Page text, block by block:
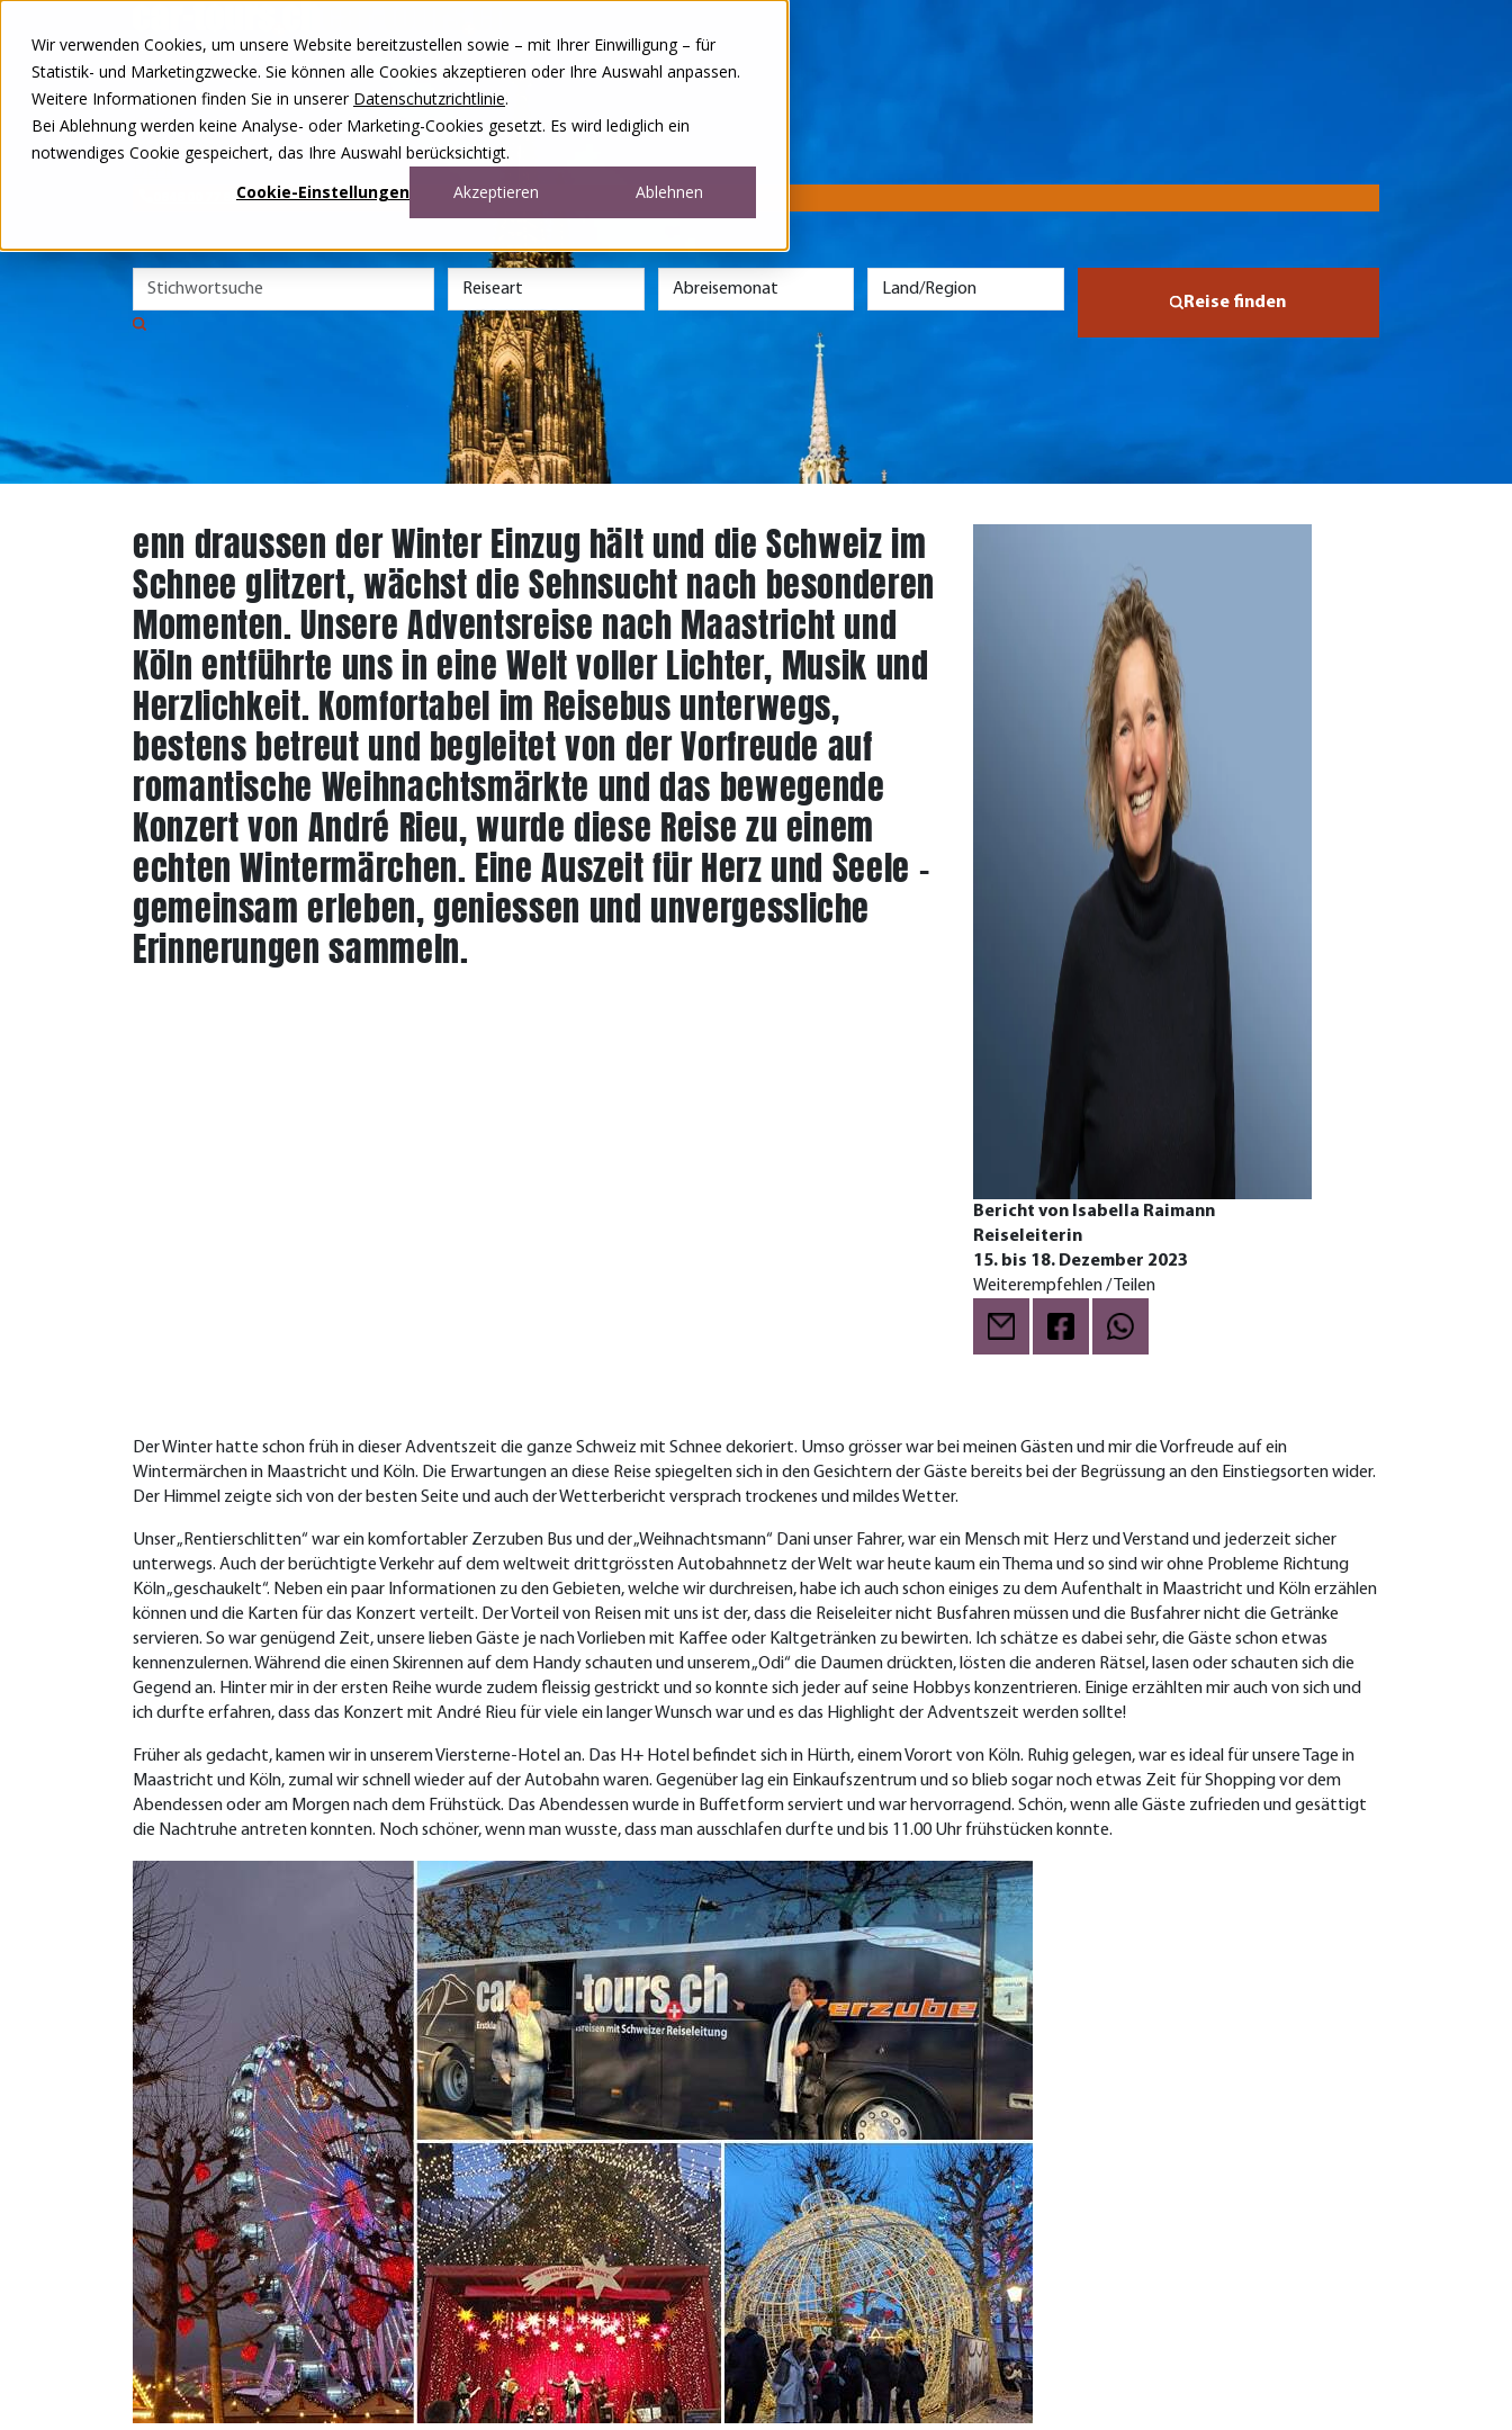
Wir verwenden Cookies, um unsere Website bereitzustellen sowie – mit Ihrer Einwilligung – für
Statistik- und Marketingzwecke. Sie können alle Cookies akzeptieren oder Ihre Auswahl anpassen.
Weitere Informationen finden Sie in unserer Datenschutzrichtlinie.
Bei Ablehnung werden keine Analyse- oder Marketing-Cookies gesetzt. Es wird lediglich ein
notwendiges Cookie gespeichert, das Ihre Auswahl berücksichtigt.
Cookie-Einstellungen
Akzeptieren Ablehnen
Unsere Reisen
Rund ums Reisen
Über uns
Kontakt
Wettbewerb
0848 00 77 88
Reise finden
enn draussen der Winter Einzug hält und die Schweiz im
Schnee glitzert, wächst die Sehnsucht nach besonderen
Momenten. Unsere Adventsreise nach Maastricht und
Köln entführte uns in eine Welt voller Lichter, Musik und
Herzlichkeit. Komfortabel im Reisebus unterwegs,
bestens betreut und begleitet von der Vorfreude auf
romantische Weihnachtsmärkte und das bewegende
Konzert von André Rieu, wurde diese Reise zu einem
echten Wintermärchen. Eine Auszeit für Herz und Seele –
gemeinsam erleben, geniessen und unvergessliche
Erinnerungen sammeln.
Bericht von Isabella Raimann
Reiseleiterin
15. bis 18. Dezember 2023
Weiterempfehlen / Teilen
Der Winter hatte schon früh in dieser Adventszeit die ganze Schweiz mit Schnee dekoriert. Umso grösser war bei meinen Gästen und mir die Vorfreude auf ein
Wintermärchen in Maastricht und Köln. Die Erwartungen an diese Reise spiegelten sich in den Gesichtern der Gäste bereits bei der Begrüssung an den Einstiegsorten wider.
Der Himmel zeigte sich von der besten Seite und auch der Wetterbericht versprach trockenes und mildes Wetter.
Unser „Rentierschlitten“ war ein komfortabler Zerzuben Bus und der „Weihnachtsmann“ Dani unser Fahrer, war ein Mensch mit Herz und Verstand und jederzeit sicher
unterwegs. Auch der berüchtigte Verkehr auf dem weltweit drittgrössten Autobahnnetz der Welt war heute kaum ein Thema und so sind wir ohne Probleme Richtung
Köln „geschaukelt“. Neben ein paar Informationen zu den Gebieten, welche wir durchreisen, habe ich auch schon einiges zu dem Aufenthalt in Maastricht und Köln erzählen
können und die Karten für das Konzert verteilt. Der Vorteil von Reisen mit uns ist der, dass die Reiseleiter nicht Busfahren müssen und die Busfahrer nicht die Getränke
servieren. So war genügend Zeit, unsere lieben Gäste je nach Vorlieben mit Kaffee oder Kaltgetränken zu bewirten. Ich schätze es dabei sehr, die Gäste schon etwas
kennenzulernen. Während die einen Skirennen auf dem Handy schauten und unserem „Odi“ die Daumen drückten, lösten die anderen Rätsel, lasen oder schauten sich die
Gegend an. Hinter mir in der ersten Reihe wurde zudem fleissig gestrickt und so konnte sich jeder auf seine Hobbys konzentrieren. Einige erzählten mir auch von sich und
ich durfte erfahren, dass das Konzert mit André Rieu für viele ein langer Wunsch war und es das Highlight der Adventszeit werden sollte!
Früher als gedacht, kamen wir in unserem Viersterne-Hotel an. Das H+ Hotel befindet sich in Hürth, einem Vorort von Köln. Ruhig gelegen, war es ideal für unsere Tage in
Maastricht und Köln, zumal wir schnell wieder auf der Autobahn waren. Gegenüber lag ein Einkaufszentrum und so blieb sogar noch etwas Zeit für Shopping vor dem
Abendessen oder am Morgen nach dem Frühstück. Das Abendessen wurde in Buffetform serviert und war hervorragend. Schön, wenn alle Gäste zufrieden und gesättigt
die Nachtruhe antreten konnten. Noch schöner, wenn man wusste, dass man ausschlafen durfte und bis 11.00 Uhr frühstücken konnte.